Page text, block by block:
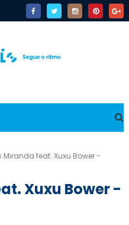
Miranda feat. Xuxu Bower -
Xuxu Bower -